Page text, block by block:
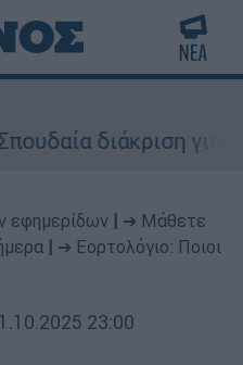
διάκριση για την
εφημερίδων
➔ Μάθετε
➔ Εορτολόγιο: Ποιοι
23:00